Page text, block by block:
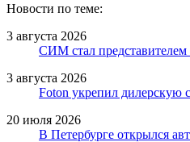
Новости по теме:
3 августа 2026
СИМ стал представителем
3 августа 2026
Foton укрепил дилерскую
20 июля 2026
В Петербурге открылся